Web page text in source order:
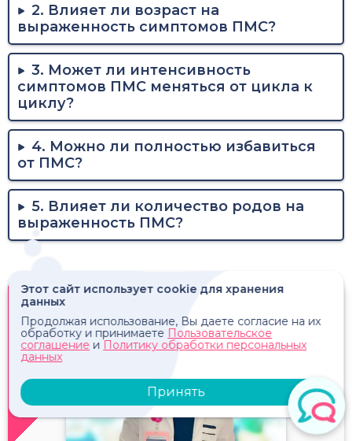
2. Влияет ли возраст на
выраженность симптомов ПМС?
3. Может ли интенсивность
симптомов ПМС меняться от цикла к
циклу?
4. Можно ли полностью избавиться
от ПМС?
5. Влияет ли количество родов на
выраженность ПМС?
Этот сайт использует cookie для хранения
данных
Продолжая использование, Вы даете согласие на их
обработку и принимаете Пользовательское
соглашение и Политику обработки персональных
данных
Принять